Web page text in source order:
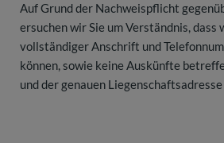
Auf Grund der Nachweispflicht
ersuchen wir Sie um Verständnis, dass
vollständiger Anschrift und
können, sowie keine Auskünfte
und der genauen